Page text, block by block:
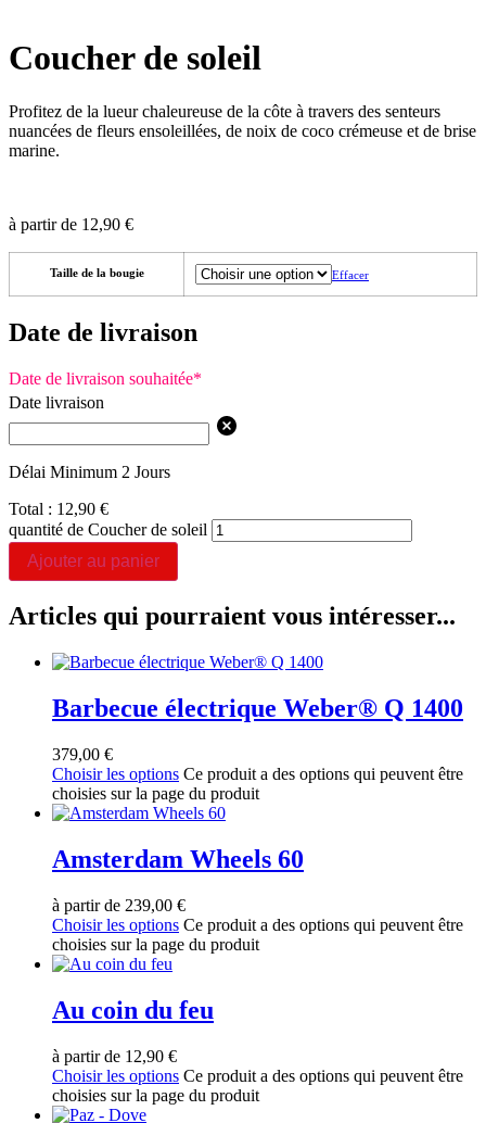
Coucher de soleil
Profitez de la lueur chaleureuse de la côte à travers des senteurs
nuancées de fleurs ensoleillées, de noix de coco crémeuse et de brise
marine.
à partir de 12,90 €
Taille de la bougie Effacer
Date de livraison
Date de livraison souhaitée*
Date livraison
Délai Minimum 2 Jours
Total : 12,90 €
quantité de Coucher de soleil
Ajouter au panier
Articles qui pourraient vous intéresser...
Barbecue électrique Weber® Q 1400
379,00 €
Choisir les options Ce produit a des options qui peuvent être
choisies sur la page du produit
Amsterdam Wheels 60
à partir de 239,00 €
Choisir les options Ce produit a des options qui peuvent être
choisies sur la page du produit
Au coin du feu
à partir de 12,90 €
Choisir les options Ce produit a des options qui peuvent être
choisies sur la page du produit